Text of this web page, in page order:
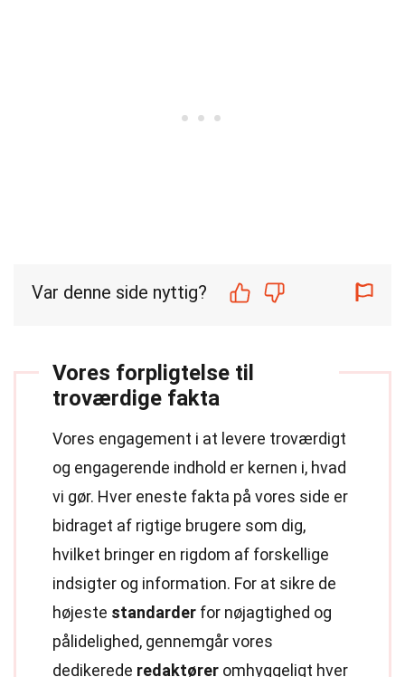
Var denne side nyttig?
Vores forpligtelse til
troværdige fakta
Vores engagement i at levere troværdigt
og engagerende indhold er kernen i, hvad
vi gør. Hver eneste fakta på vores side er
bidraget af rigtige brugere som dig,
hvilket bringer en rigdom af forskellige
indsigter og information. For at sikre de
højeste standarder for nøjagtighed og
pålidelighed, gennemgår vores
dedikerede redaktører omhyggeligt hver